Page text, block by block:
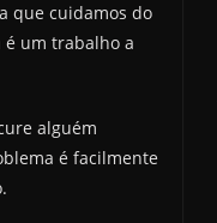
que cuidamos do
é um trabalho a
alguém
é facilmente